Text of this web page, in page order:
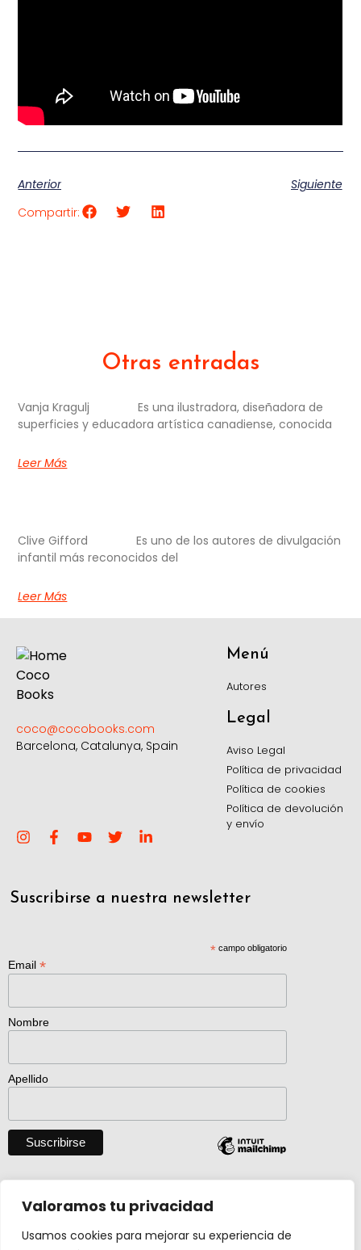
Valoramos tu privacidad
Usamos cookies para mejorar su experiencia de
Anterior
Siguiente
Compartir:
Otras entradas
Vanja Kragulj Es una ilustradora, diseñadora de
superficies y educadora artística canadiense, conocida
Leer Más
Clive Gifford Es uno de los autores de divulgación
infantil más reconocidos del
Leer Más
coco@cocobooks.com
Barcelona, Catalunya, Spain
Menú
Autores
Legal
Aviso Legal
Política de privacidad
Política de cookies
Política de devolución
y envío
Suscribirse a nuestra newsletter
*campo obligatorio
Email *
Nombre
Apellido
Descargar catálogo entero en pdf